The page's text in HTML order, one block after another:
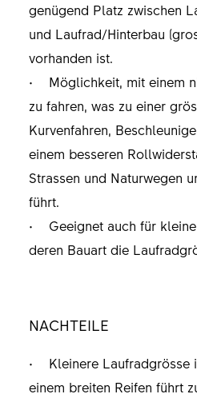
genügend Platz zwischen
und Laufrad/Hinterbau
vorhanden ist.
• Möglichkeit, mit einem
zu fahren, was zu einer
Kurvenfahren,
einem besseren
Strassen und Naturwegen
führt.
• Geeignet auch für kleine
deren Bauart die
NACHTEILE
• Kleinere Laufradgrösse
einem breiten Reifen führt